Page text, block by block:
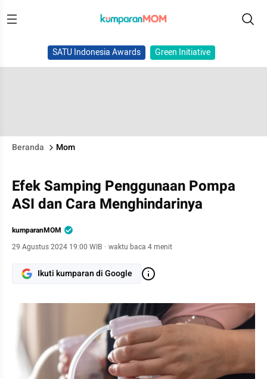
SATU Indonesia Awards Green Initiative
Beranda Mom
Efek Samping Penggunaan Pompa
ASI dan Cara Menghindarinya
kumparanMOM
29 Agustus 2024 19:00 WIB · waktu baca 4 menit
Ikuti kumparan di Google